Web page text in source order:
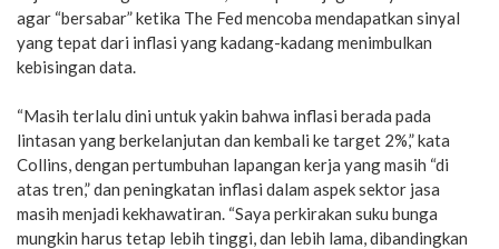
agar “bersabar” ketika The Fed mencoba mendapatkan sinyal
yang tepat dari inflasi yang kadang-kadang menimbulkan
kebisingan data.
“Masih terlalu dini untuk yakin bahwa inflasi berada pada
lintasan yang berkelanjutan dan kembali ke target 2%,” kata
Collins, dengan pertumbuhan lapangan kerja yang masih “di
atas tren,” dan peningkatan inflasi dalam aspek sektor jasa
masih menjadi kekhawatiran. “Saya perkirakan suku bunga
mungkin harus tetap lebih tinggi, dan lebih lama, dibandingkan